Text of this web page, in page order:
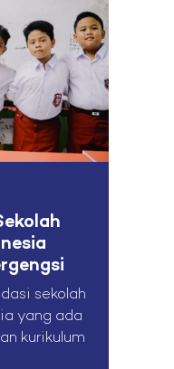
sekolah
yang ada
kurikulum